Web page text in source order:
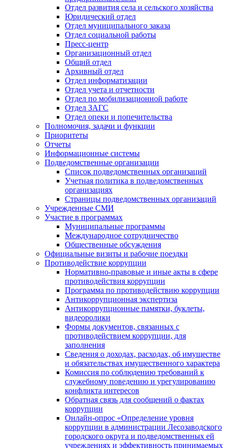
Отдел развития села и сельского хозяйства
Юридический отдел
Отдел муниципального заказа
Отдел социальной работы
Пресс-центр
Организационный отдел
Общий отдел
Архивный отдел
Отдел информатизации
Отдел учета и отчетности
Отдел по мобилизационной работе
Отдел ЗАГС
Отдел опеки и попечительства
Полномочия, задачи и функции
Приоритеты
Отчеты
Информационные системы
Подведомственные организации
Список подведомственных организаций
Учетная политика в подведомственных
организациях
Страницы подведомственных организаций
Учрежденные СМИ
Участие в программах
Муниципальные программы
Международное сотрудничество
Общественные обсуждения
Официальные визиты и рабочие поездки
Противодействие коррупции
Нормативно-правовые и иные акты в сфере
противодействия коррупции
Программа по противодействию коррупции
Антикоррупционная экспертиза
Антикоррупционные памятки, буклеты,
видеоролики
Формы документов, связанных с
противодействием коррупции, для
заполнения
Сведения о доходах, расходах, об имуществе
и обязательствах имущественного характера
Комиссия по соблюдению требований к
служебному поведению и урегулированию
конфликта интересов
Обратная связь для сообщений о фактах
коррупции
Онлайн-опрос «Определение уровня
коррупции в администрации Лесозаводского
городского округа и подведомственных ей
учреждениях и эффективность принимаемых